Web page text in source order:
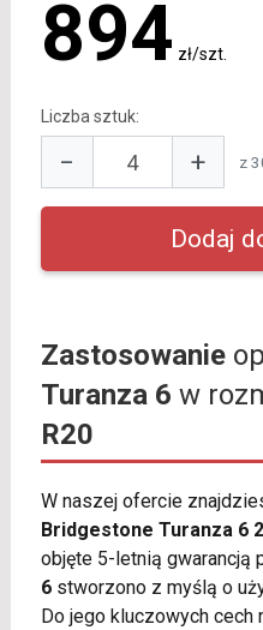
894 zł/szt.
Liczba sztuk:
− + z
Zastosowanie
Turanza 6 w
R20
W naszej ofercie
Bridgestone Turanza 6
objęte 5-letnią gwarancją
6stworzono z myślą o
Do jego kluczowych cech